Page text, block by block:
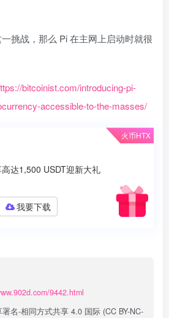
挑战，那么 Pi 在主网上启动时就很
bitcoinist.com/introducing-pi-
accessible-to-the-masses/
火币HTX
达1,500 USDT迎新大礼
我要下载
9442.html
名-相同方式共享 4.0 国际 (CC BY-NC-